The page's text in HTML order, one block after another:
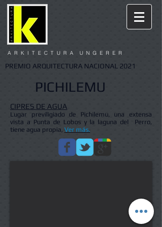
A R K I T E C T U R A U N G E R E R
PREMIO ARQUITECTURA NACIONAL 2021
PICHILEMU
CIPRES DE AGUA
Lugar previligiado de Pichilemu, una extensa
vista a Punta de Lobos y la laguna del Perro,
tiene agua propia, Ver más.